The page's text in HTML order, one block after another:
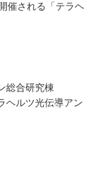
催される「テラヘ
総合研究棟
ヘルツ光伝導アン